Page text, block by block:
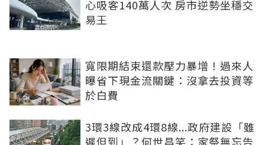
心吸客140萬人次 房市逆勢坐穩交
易王
寬限期結束還款壓力暴增！過來人
曝省下現金流關鍵：沒拿去投資等
於白費
3環3線改成4環8線...政府建設「雖
遲但到」？何世昌笑：家祭無忘告